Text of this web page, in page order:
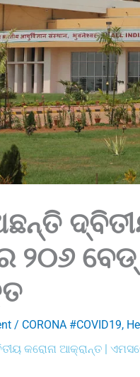
୨୦୬
/ CORONA #COVID19,
କରୋନା ଆକ୍ରାନ୍ତ |